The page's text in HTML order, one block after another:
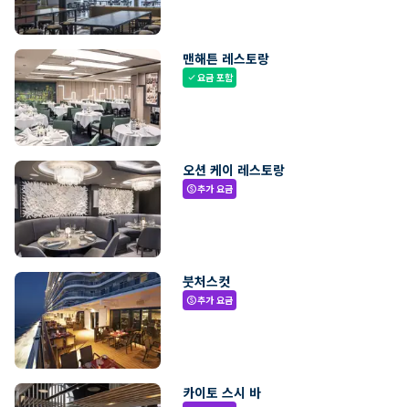
맨해튼 레스토랑
check요금 포함
오션 케이 레스토랑
paid추가 요금
붓처스컷
paid추가 요금
카이토 스시 바